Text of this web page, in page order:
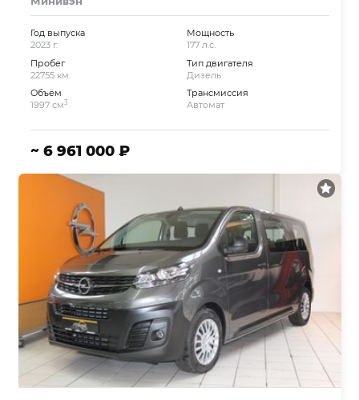
Год выпуска
2023 г.
Пробег
22755 км.
Объём
1997 см3
Мощность
177 л.с.
Тип двигателя
Дизель
Трансмиссия
Автомат
~ 6 961 000 ₽